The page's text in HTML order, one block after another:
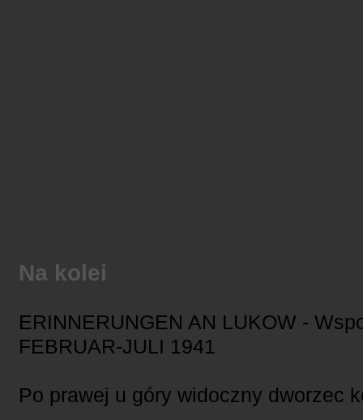
Na kolei
ERINNERUNGEN AN LUKOW -
FEBRUAR-JULI 1941
Po prawej u góry widoczny dworzec